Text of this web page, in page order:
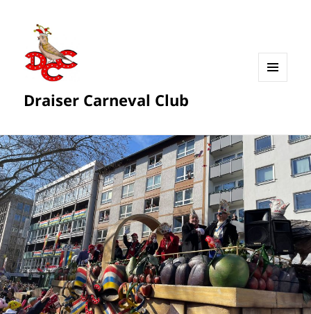
Draiser Carneval Club